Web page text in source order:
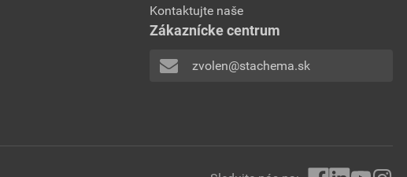
Kontaktujte naše
Zákaznícke centrum
zvolen@stachema.sk